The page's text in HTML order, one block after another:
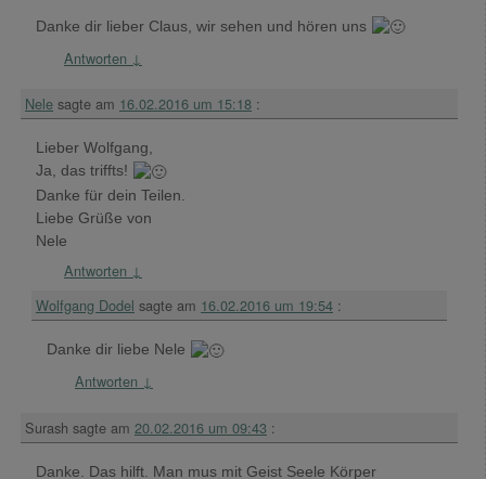
Danke dir lieber Claus, wir sehen und hören uns
Antworten ↓
Nele sagte am 16.02.2016 um 15:18 :
Lieber Wolfgang,
Ja, das triffts!
Danke für dein Teilen.
Liebe Grüße von
Nele
Antworten ↓
Wolfgang Dodel sagte am 16.02.2016 um 19:54 :
Danke dir liebe Nele
Antworten ↓
Surash sagte am 20.02.2016 um 09:43 :
Danke. Das hilft. Man mus mit Geist Seele Körper